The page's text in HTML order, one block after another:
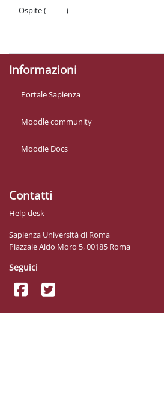
Ospite (
)
Informazioni
Portale Sapienza
Moodle community
Moodle Docs
Contatti
Help desk
Sapienza Università di Roma
Piazzale Aldo Moro 5, 00185 Roma
Seguici